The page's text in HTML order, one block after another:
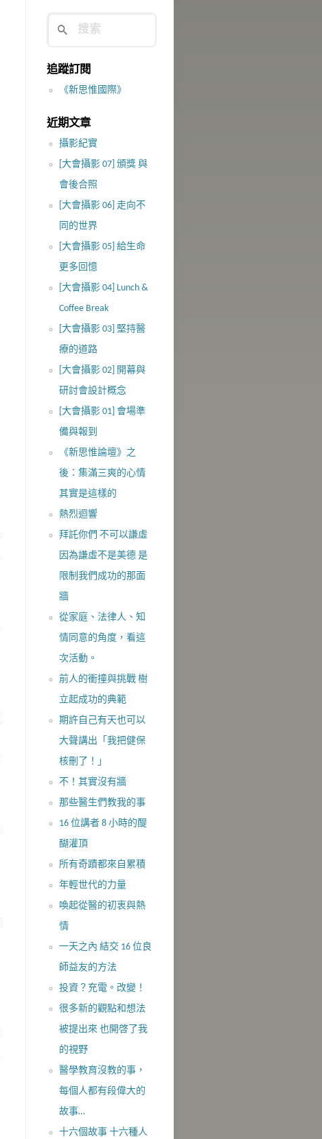
追蹤訂閱
《新思惟國際》
近期文章
攝影紀實
[大會攝影 07] 頒獎 與
會後合照
[大會攝影 06] 走向不
同的世界
[大會攝影 05] 給生命
更多回憶
[大會攝影 04] Lunch &
Coffee Break
[大會攝影 03] 堅持醫
療的道路
[大會攝影 02] 開幕與
研討會設計概念
[大會攝影 01] 會場準
備與報到
《新思惟論壇》之
後：集滿三爽的心情
其實是這樣的
熱烈迴響
拜託你們 不可以謙虛
因為謙虛不是美德 是
限制我們成功的那面
牆
從家庭、法律人、知
情同意的角度，看這
次活動。
前人的衝撞與挑戰 樹
立起成功的典範
期許自己有天也可以
大聲講出「我把健保
核刪了！」
不！其實沒​有牆
那些醫生們教我的事
16 位講者 8 小時的醍
醐灌頂
所有奇蹟都來自累積
年輕世代的力量
喚起從醫的初衷與熱
情
一天之內 結交 16 位良
師益友的方法
投資？充電。改變！
很多新的觀點和想法
被提出來 也開啓了我
的視野
醫學教育沒教的事，
每個人都有段偉大的
故事…
十六個故事 十六種人